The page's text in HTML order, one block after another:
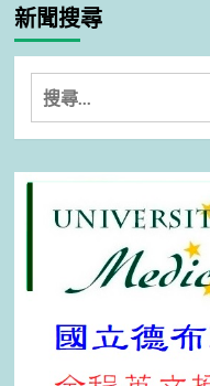
新聞搜尋
搜
尋
關
鍵